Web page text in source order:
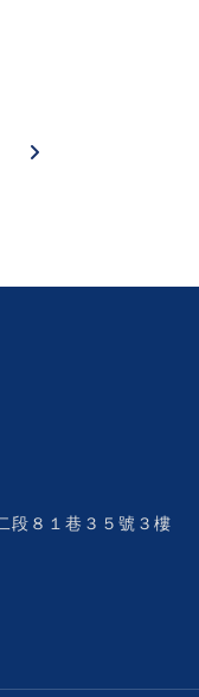
段８１巷３５號３樓